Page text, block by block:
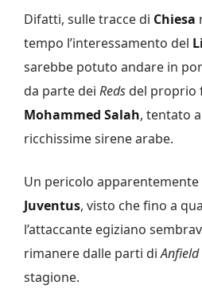
Difatti, sulle tracce di Chiesa
tempo l’interessamento del
sarebbe potuto andare in
da parte dei Reds del proprio
Mohammed Salah, tentato
ricchissime sirene arabe.
Un pericolo
Juventus, visto che fino a
l’attaccante egiziano
rimanere dalle parti diAnfield
stagione.